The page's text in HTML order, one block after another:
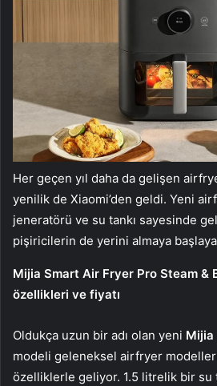
Her geçen yıl daha da gelişen
yenilik de Xiaomi’den geldi. Yeni
jeneratörü ve su tankı sayesinde
pişiricilerin de yerini almaya
Mijia Smart Air Fryer Pro Steam &
özellikleri ve fiyatı
Oldukça uzun bir adı olan yeni Mijia
modeli geleneksel airfryer
özelliklerle geliyor. 1.5 litrelik bir su